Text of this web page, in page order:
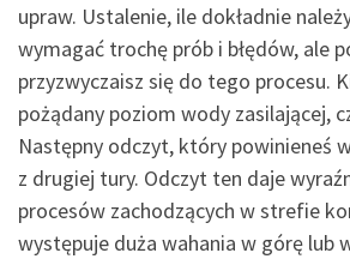
upraw. Ustalenie, ile dokładnie
wymagać trochę prób i błędów, ale
przyzwyczaisz się do tego procesu.
pożądany poziom wody zasilającej,
Następny odczyt, który powinieneś
z drugiej tury. Odczyt ten daje
procesów zachodzących w strefie
występuje duża wahania w górę lub